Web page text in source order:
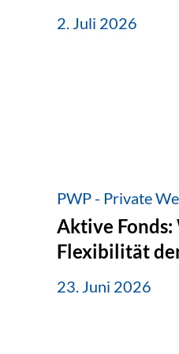
2. Juli 2026
PWP - Private
Aktive Fonds:
Flexibilität
23. Juni 2026